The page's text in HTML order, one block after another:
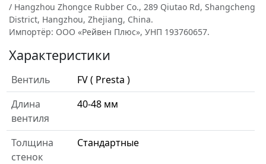
/ Hangzhou Zhongce Rubber Co., 289 Qiutao Rd, Shangcheng
District, Hangzhou, Zhejiang, China.
Импортёр: ООО «Рейвен Плюс», УНП 193760657.
Характеристики
Вентиль
FV ( Presta )
Длина
вентиля
40-48 мм
Толщина
стенок
Стандартные